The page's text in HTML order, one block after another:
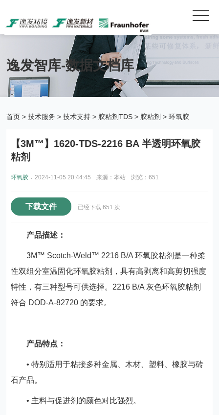
逸发智库-数据文档库
首页 >技术服务 >技术支持 > 胶粘剂TDS > 胶粘剂 >环氧胶
【3M™】1620-TDS-2216 BA 半透明环氧胶
粘剂
环氧胶 2024-11-05 20:44:45 来源：本站 浏览：651
下载文件 已经下载 651 次
产品描述：
3M™ Scotch-Weld™ 2216 B/A 环氧胶粘剂是一种柔
性双组分室温固化环氧胶粘剂，具有高剥离和高剪切强度
特性，有三种型号可供选择。2216 B/A 灰色环氧胶粘剂
符合 DOD-A-82720 的要求。
产品特点：
• 特别适用于粘接多种金属、木材、塑料、橡胶与砖
石产品。
• 主料与促进剂的颜色对比强烈。